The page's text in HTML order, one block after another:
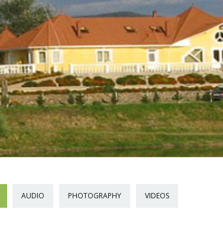
AUDIO PHOTOGRAPHY VIDEOS